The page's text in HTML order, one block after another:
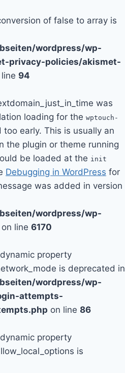
of false to array is
wordpress/wp-
privacy-policies/akismet-
94
was
loading for the wptouch-
early. This is usually an
the plugin or theme running
be loaded at the init
Debugging in WordPress for
was added in version
wordpress/wp-
on line 6170
property
is deprecated in
wordpress/wp-
attempts-
on line 86
property
is